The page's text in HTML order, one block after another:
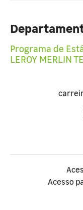
Programa de
LEROY MERLIN
Acesso